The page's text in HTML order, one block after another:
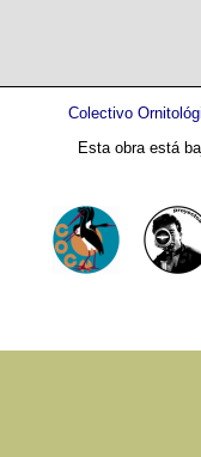
Colectivo
Esta obra está